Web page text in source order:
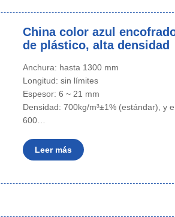
China color azul
de plástico, alta densidad
Anchura: hasta 1300 mm
Longitud: sin límites
Espesor: 6 ~ 21 mm
Densidad: 700kg/m³±1% (estándar), y
600…
Leer más